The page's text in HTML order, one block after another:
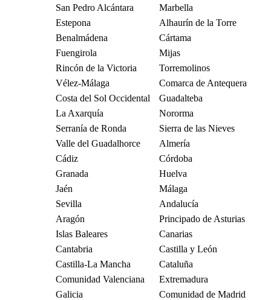
San Pedro Alcántara
Marbella
Estepona
Alhaurín de la Torre
Benalmádena
Cártama
Fuengirola
Mijas
Rincón de la Victoria
Torremolinos
Vélez-Málaga
Comarca de Antequera
Costa del Sol Occidental
Guadalteba
La Axarquía
Nororma
Serranía de Ronda
Sierra de las Nieves
Valle del Guadalhorce
Almería
Cádiz
Córdoba
Granada
Huelva
Jaén
Málaga
Sevilla
Andalucía
Aragón
Principado de Asturias
Islas Baleares
Canarias
Cantabria
Castilla y León
Castilla-La Mancha
Cataluña
Comunidad Valenciana
Extremadura
Galicia
Comunidad de Madrid